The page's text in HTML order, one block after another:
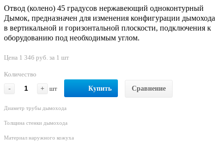
Отвод (колено) 45 градусов нержавеющий одноконтурный
Дымок, предназначен для изменения конфигурации дымохода
в вертикальной и горизонтальной плоскости, подключения к
оборудованию под необходимым углом.
Цена 1 346 руб. за 1 шт
Количество
-
+ шт Купить Сравнение
Диаметр трубы дымохода
Толщина стенки дымохода
Материал наружного кожуха